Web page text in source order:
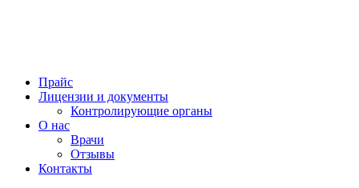
Прайс
Лицензии и документы
Контролирующие органы
О нас
Врачи
Отзывы
Контакты